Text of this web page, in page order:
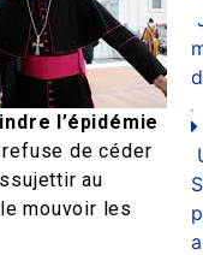
l’épidémie
de céder
au
mouvoir les